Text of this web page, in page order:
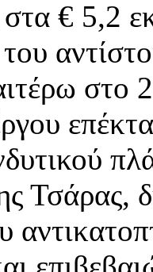
στα € 5,2
στο
Τσάρας,